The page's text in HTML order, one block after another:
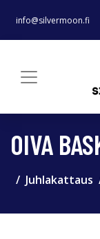
info@silvermoon.fi
OIVA
Juhlakattaus